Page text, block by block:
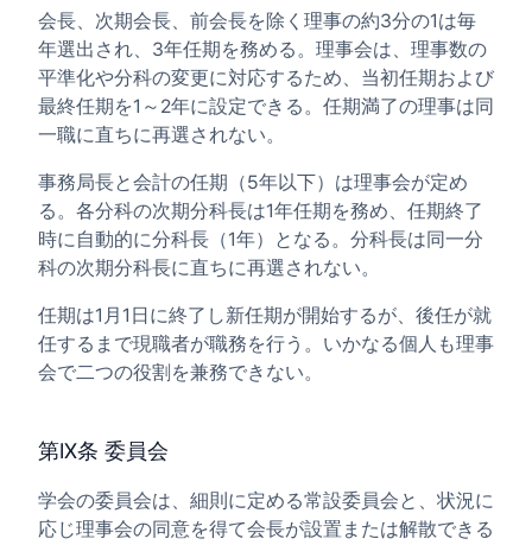
会長、次期会長、前会長を除く理事の約3分の1は毎
年選出され、3年任期を務める。理事会は、理事数の
平準化や分科の変更に対応するため、当初任期および
最終任期を1～2年に設定できる。任期満了の理事は同
一職に直ちに再選されない。
事務局長と会計の任期（5年以下）は理事会が定め
る。各分科の次期分科長は1年任期を務め、任期終了
時に自動的に分科長（1年）となる。分科長は同一分
科の次期分科長に直ちに再選されない。
任期は1月1日に終了し新任期が開始するが、後任が就
任するまで現職者が職務を行う。いかなる個人も理事
会で二つの役割を兼務できない。
第IX条 委員会
学会の委員会は、細則に定める常設委員会と、状況に
応じ理事会の同意を得て会長が設置または解散できる